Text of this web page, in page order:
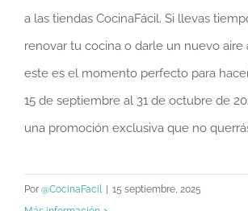
descuento!
a las tiendas CocinaFácil. Si llevas
renovar tu cocina o darle un nuevo aire
este es el momento perfecto para
15 de septiembre al 31 de octubre de
una promoción exclusiva que no
Por @CocinaFacil
15 septiembre, 2025